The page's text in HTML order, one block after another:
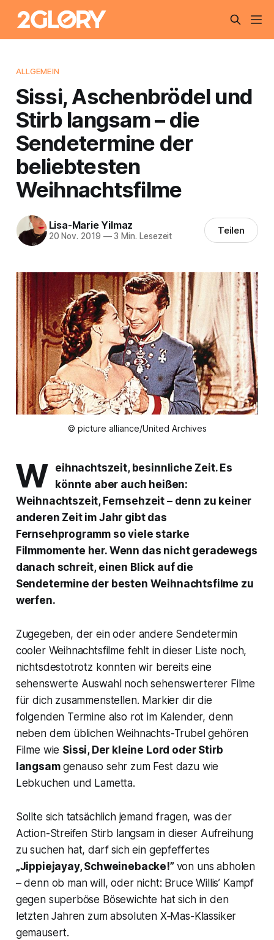
ALLGEMEIN
Sissi, Aschenbrödel und
Stirb langsam – die
Sendetermine der
beliebtesten
Weihnachtsfilme
Lisa-Marie Yilmaz
20 Nov. 2019 —3 Min. Lesezeit Teilen
© picture alliance/United Archives
W eihnachtszeit, besinnliche Zeit. Es
könnte aber auch heißen:
Weihnachtszeit, Fernsehzeit – denn zu keiner
anderen Zeit im Jahr gibt das
Fernsehprogramm so viele starke
Filmmomente her. Wenn das nicht geradewegs
danach schreit, einen Blick auf die
Sendetermine der besten Weihnachtsfilme zu
werfen.
Zugegeben, der ein oder andere Sendetermin
cooler Weihnachtsfilme fehlt in dieser Liste noch,
nichtsdestotrotz konnten wir bereits eine
sehenswerte Auswahl noch sehenswerterer Filme
für dich zusammenstellen. Markier dir die
folgenden Termine also rot im Kalender, denn
neben dem üblichen Weihnachts-Trubel gehören
Filme wie Sissi, Der kleine Lord oderStirb
langsamgenauso sehr zum Fest dazu wie
Lebkuchen und Lametta.
Sollte sich tatsächlich jemand fragen, was der
Action-Streifen Stirb langsamin dieser Aufreihung
zu suchen hat, darf sich ein gepfeffertes
„Jippiejayay, Schweinebacke!” von uns abholen
– denn ob man will, oder nicht: Bruce Willis’ Kampf
gegen superböse Bösewichte hat sich in den
letzten Jahren zum absoluten X‑Mas-Klassiker
gemausert.